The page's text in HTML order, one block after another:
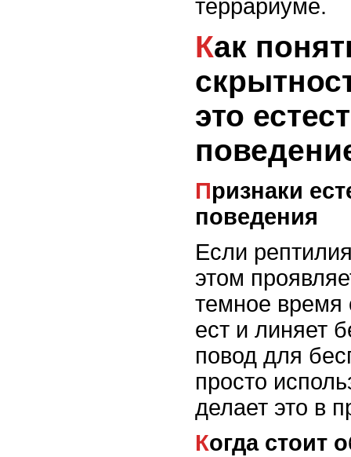
террариуме.
Как понять, что
это
Признаки естественного
поведения
Если
этом
темное время
ест и линяет
повод для
просто
делает это в
Когда стоит